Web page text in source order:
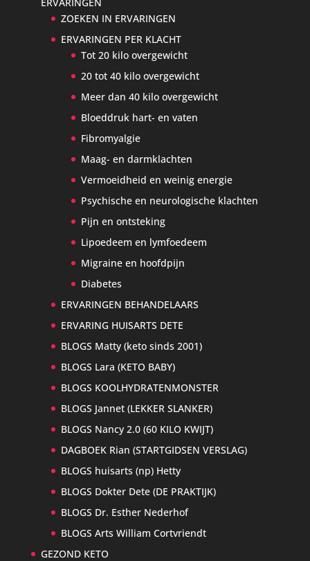
ZOEKEN IN ERVARINGEN
ERVARINGEN PER KLACHT
Tot 20 kilo overgewicht
20 tot 40 kilo overgewicht
Meer dan 40 kilo overgewicht
Bloeddruk hart- en vaten
Fibromyalgie
Maag- en darmklachten
Vermoeidheid en weinig energie
Psychische en neurologische klachten
Pijn en ontsteking
Lipoedeem en lymfoedeem
Migraine en hoofdpijn
Diabetes
ERVARINGEN BEHANDELAARS
ERVARING HUISARTS DETE
BLOGS Matty (keto sinds 2001)
BLOGS Lara (KETO BABY)
BLOGS KOOLHYDRATENMONSTER
BLOGS Jannet (LEKKER SLANKER)
BLOGS Nancy 2.0 (60 KILO KWIJT)
DAGBOEK Rian (STARTGIDSEN VERSLAG)
BLOGS huisarts (np) Hetty
BLOGS Dokter Dete (DE PRAKTIJK)
BLOGS Dr. Esther Nederhof
BLOGS Arts William Cortvriendt
GEZOND KETO